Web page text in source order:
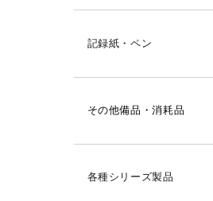
ストップウォッチ
砂時計
SK-L751用
SK-L754用
SK-L700R-T用
SK-L700R-TH用
記録紙・ペン
シグマⅡ型温湿度記録計用
シグマⅡ型温度記録計用
その他備品・消耗品
各種シリーズ製品